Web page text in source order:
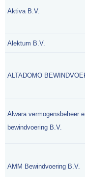
Aktiva B.V.
Alektum B.V.
ALTADOMO
Alwara vermogensbeheer
bewindvoering B.V.
AMM Bewindvoering B.V.